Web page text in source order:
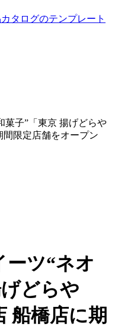
タログのテンプレート
菓子”「東京 揚げどらや
間限定店舗をオープン
ーツ“ネオ
どらや
船橋店に期